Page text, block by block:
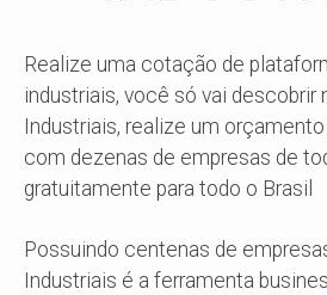
Realize uma cotação de
industriais, você só vai
Industriais, realize um
com dezenas de empresas de
gratuitamente para todo o Brasil
Possuindo centenas de
Industriais é a ferramenta